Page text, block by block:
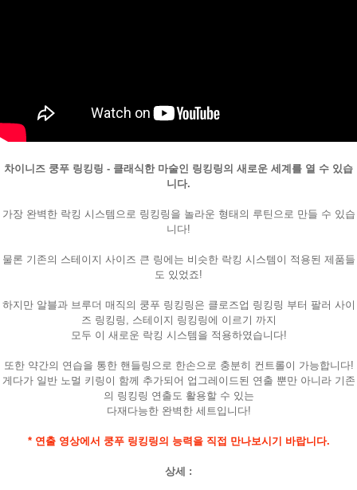
페이코 ID로
PAYCO 바로
차이니즈 쿵푸 링킹링 - 클래식한 마술인 링킹링의 새로운 세계를 열 수 있습
니다.
가장 완벽한 락킹 시스템으로 링킹링을 놀라운 형태의 루틴으로 만들 수 있습
니다!
물론 기존의 스테이지 사이즈 큰 링에는 비슷한 락킹 시스템이 적용된 제품들
도 있었죠!
하지만 알블과 브루더 매직의 쿵푸 링킹링은 클로즈업 링킹링 부터 팔러 사이
즈 링킹링, 스테이지 링킹링에 이르기 까지
모두 이 새로운 락킹 시스템을 적용하였습니다!
또한 약간의 연습을 통한 핸들링으로 한손으로 충분히 컨트롤이 가능합니다!
게다가 일반 노멀 키링이 함께 추가되어 업그레이드된 연출 뿐만 아니라 기존
의 링킹링 연출도 활용할 수 있는
다재다능한 완벽한 세트입니다!
* 연출 영상에서 쿵푸 링킹링의 능력을 직접 만나보시기 바랍니다.
상세 :